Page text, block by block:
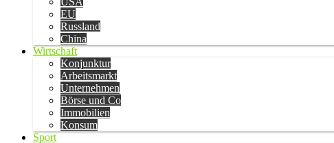
EU
Russland
China
Wirtschaft
Konjunktur
Arbeitsmarkt
Unternehmen
Börse und Co
Immobilien
Konsum
Sport